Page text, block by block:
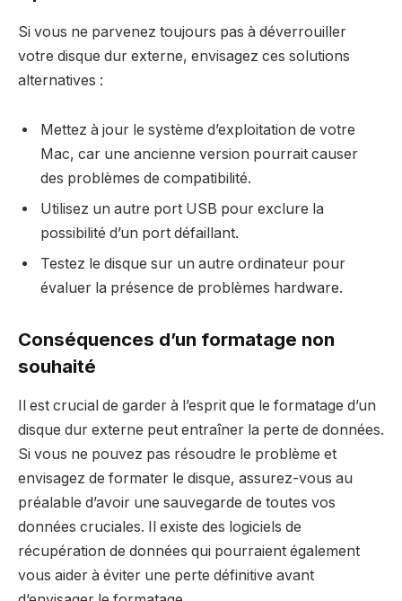
Si vous ne parvenez toujours pas à déverrouiller
votre disque dur externe, envisagez ces solutions
alternatives :
Mettez à jour le système d’exploitation de votre
Mac, car une ancienne version pourrait causer
des problèmes de compatibilité.
Utilisez un autre port USB pour exclure la
possibilité d’un port défaillant.
Testez le disque sur un autre ordinateur pour
évaluer la présence de problèmes hardware.
Conséquences d’un formatage non
souhaité
Il est crucial de garder à l’esprit que le formatage d’un
disque dur externe peut entraîner la perte de données.
Si vous ne pouvez pas résoudre le problème et
envisagez de formater le disque, assurez-vous au
préalable d’avoir une sauvegarde de toutes vos
données cruciales. Il existe des logiciels de
récupération de données qui pourraient également
vous aider à éviter une perte définitive avant